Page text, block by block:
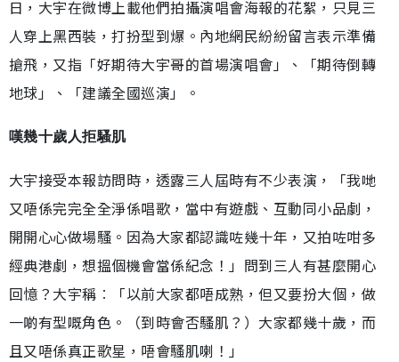
日，大宇在微博上載他們拍攝演唱會海報的花絮，只見三
人穿上黑西裝，打扮型到爆。內地網民紛紛留言表示準備
搶飛，又指「好期待大宇哥的首場演唱會」、「期待倒轉
地球」、「建議全國巡演」。
嘆幾十歲人拒騷肌
大宇接受本報訪問時，透露三人屆時有不少表演，「我哋
又唔係完完全全淨係唱歌，當中有遊戲、互動同小品劇，
開開心心做場騷。因為大家都認識咗幾十年，又拍咗咁多
經典港劇，想搵個機會當係紀念！」問到三人有甚麼開心
回憶？大宇稱︰「以前大家都唔成熟，但又要扮大個，做
一啲有型嘅角色。（到時會否騷肌？）大家都幾十歲，而
且又唔係真正歌星，唔會騷肌喇！」